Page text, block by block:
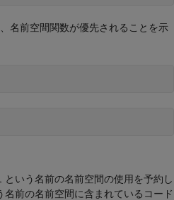
名前空間関数が優先されることを示
という名前の名前空間の使用を予約し
名前の名前空間に含まれているコード